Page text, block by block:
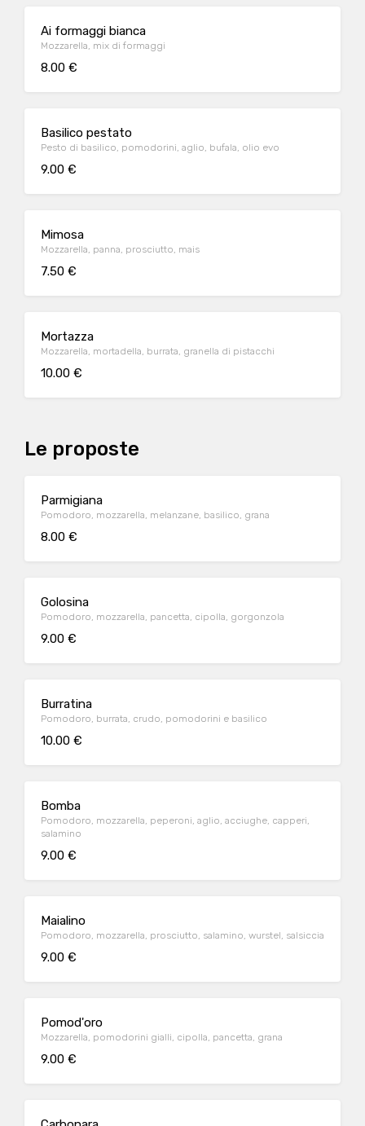
Ai formaggi bianca
Mozzarella, mix di formaggi
8.00 €
Basilico pestato
Pesto di basilico, pomodorini, aglio, bufala, olio evo
9.00 €
Mimosa
Mozzarella, panna, prosciutto, mais
7.50 €
Mortazza
Mozzarella, mortadella, burrata, granella di pistacchi
10.00 €
Le proposte
Parmigiana
Pomodoro, mozzarella, melanzane, basilico, grana
8.00 €
Golosina
Pomodoro, mozzarella, pancetta, cipolla, gorgonzola
9.00 €
Burratina
Pomodoro, burrata, crudo, pomodorini e basilico
10.00 €
Bomba
Pomodoro, mozzarella, peperoni, aglio, acciughe, capperi,
salamino
9.00 €
Maialino
Pomodoro, mozzarella, prosciutto, salamino, wurstel, salsiccia
9.00 €
Pomod'oro
Mozzarella, pomodorini gialli, cipolla, pancetta, grana
9.00 €